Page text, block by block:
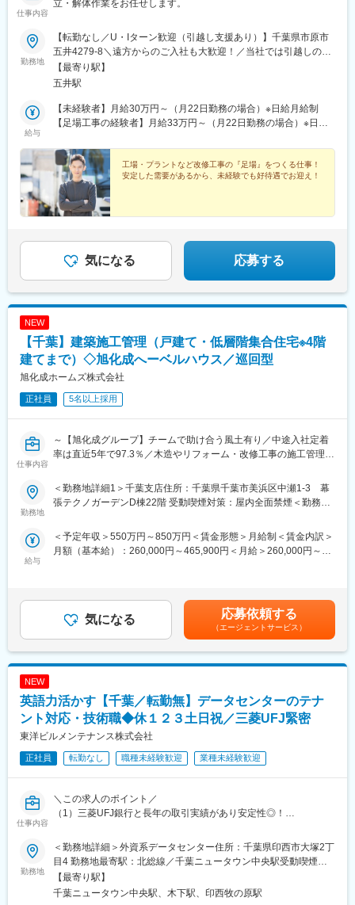
仕事内容
立・解体作業をお任せします。
勤務地
【転勤なし／U・Iターン歓迎（引越し支援あり）】千葉県市原市
五井4279-8＼遠方からのご入社も大歓迎！／当社では引越しの初
期費用のほか、アパートの契約手続きや家賃、さらに光熱費も会
社がサポートします。新しい土地での生活をスムーズにスタート
る」という方もご安心ください！◎車通勤OK（駐車場あり）◎受
動喫煙対策あり
【最寄り駅】
五井駅
給与
【未経験者】月給30万円～（月22日勤務の場合）※日給月給制
【足場工事の経験者】月給33万円～（月22日勤務の場合）※日給
験・能力等を考慮し決定します◎残業代は別途全額支給します
工場・プラントなど改修工事の『足場』をつくる仕事！
安定した需要があるから、未経験でも好待遇でお迎え！
気になる 応募する
NEW
【千葉】建築施工管理（戸建て・低層階集合住宅※4階
建てまで）◇旭化成へーベルハウス／巡回型
旭化成ホームズ株式会社
正社員 5名以上採用
仕事内容
～【旭化成グループ】チームで助け合う風土有り／中途入社定着
率は直近5年で97.3％／木造やリフォーム・改修工事の施工管理経
るパフォーマンス向上のため改革中～
■業務内容：戸建て住宅「ヘーベルハウス」や4階建てまでの低層
集合住宅「へーベルメゾン」の施工管理を担当して頂きます。具
とが出来ます。
１）工程・品質・予算管理 ２）オーナー様対応 ３）工事店の
■働き方：
工業化された工法・材料を使用しているため、長年のノウハウの
もと合理性高く工事を進めてい頂けます。ベテランの専任技術者
との2名体制が主となり、複数物件の兼任ですが、巡回型のためリ
モートワーク日を設けるなど裁量権のある働き方が可能です。
専門的に本職種スキルを伸ばすだけではなく、施工管理から設計
などのキャリアチャレンジ制度も有り、将来的にグループ内の職
種へチャレンジ出来る可能性もございます。
■モデル年収（予定年収はあくまでも目安の金額であり、選考を通
じて上下する可能性があります。）：
700万円 （30歳、月給＋各種手当＋賞与）、800万円 （35歳、月
給＋各種手当＋賞与）、1,000万円（45歳、月給＋各種手当＋賞
与）と、ベース給が安定しているため、魅力に感じて転職頂くこ
とも多くございます。
ーカー】旭化成ホームズグループは、旭化成グループの中でも中
核を担い、人々の安心で豊かな暮らしのを目指し、「住まい」を
軸に幅広い事業を展開しています。旭化成ホームズは60年ロング
ライフ住宅の「へーベルハウス」からスタートし、およそ半世紀
勤務地
＜勤務地詳細1＞千葉支店住所：千葉県千葉市美浜区中瀬1-3 幕
張テクノガーデンD棟22階 受動喫煙対策：屋内全面禁煙＜勤務地
ガーデンD棟22階 受動喫煙対策：屋内全面禁煙＜勤務地詳細3＞
柏支店住所：柏市中央町1-1 柏セントラルプラザ5階 勤務地最寄
駅：JR線／柏駅受動喫煙対策：屋内全面禁煙変更の範囲：会社の
給与
＜予定年収＞550万円～850万円＜賃金形態＞月給制＜賃金内訳＞
月額（基本給）：260,000円～465,900円＜月給＞260,000円～
賞与月数…5ヶ月賃金はあくまでも目安の金額であり、選考を通じ
て上下する可能性があります。月給(月額)は固定手当を含めた表記
気になる 応募依頼する
（エージェントサービス）
NEW
英語力活かす【千葉／転勤無】データセンターのテナ
ント対応・技術職◆休１２３土日祝／三菱UFJ緊密
東洋ビルメンテナンス株式会社
正社員 転勤なし 職種未経験歓迎 業種未経験歓迎
仕事内容
＼この求人のポイント／
（1）三菱UFJ銀行と長年の取引実績があり安定性◎！
部ビルの管理を行うために設立されました。現在は三菱UFJ銀行
を主要な取引先に有する会社として安定した経営基盤を築き、自
己資本比率約80％の良好な財務内容を誇ります。
・銀行の文化として公正誠実のDNAも根づいており、コンプライ
アンスや働き方といった面でも、安心して働ける環境が整ってい
勤務地
＜勤務地詳細＞外資系データセンター住所：千葉県印西市大塚2丁
目4 勤務地最寄駅：北総線／千葉ニュータウン中央駅受動喫煙対
策：屋内全面禁煙変更の範囲：会社の定める事業所
【最寄り駅】
千葉ニュータウン中央駅、木下駅、印西牧の原駅